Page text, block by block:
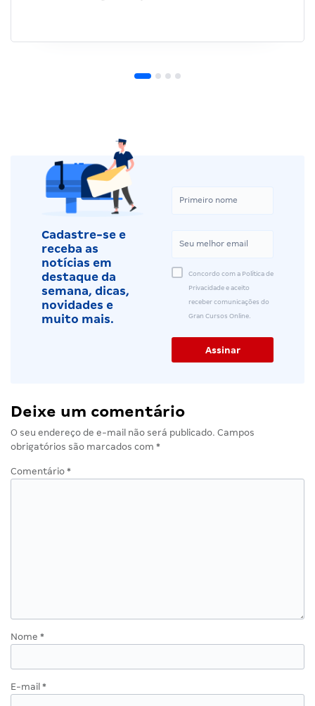
Cadastre-se e
receba as
notícias em
destaque da
semana, dicas,
novidades e
muito mais.
Concordo com a Política de
Privacidade e aceito
receber comunicações do
Gran Cursos Online.
Deixe um comentário
O seu endereço de e-mail não será publicado. Campos
obrigatórios são marcados com *
Comentário *
Nome *
E-mail *